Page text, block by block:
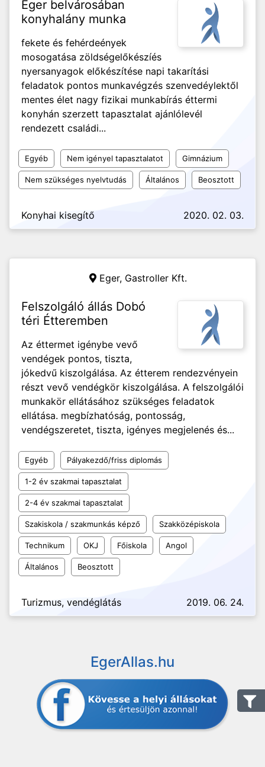
Eger belvárosában
konyhalány munka
fekete és fehérdeények
mosogatása zöldségelőkészíés
nyersanyagok előkészítése napi takarítási
feladatok pontos munkavégzés szenvedéylektől
mentes élet nagy fizikai munkabírás éttermi
konyhán szerzett tapasztalat ajánlólevél
rendezett családi...
Egyéb Nem igényel tapasztalatot Gimnázium
Nem szükséges nyelvtudás Általános Beosztott
Konyhai kisegítő 2020. 02. 03.
Eger, Gastroller Kft.
Felszolgáló állás Dobó
téri Étteremben
Az éttermet igénybe vevő
vendégek pontos, tiszta,
jókedvű kiszolgálása. Az étterem rendezvényein
részt vevő vendégkör kiszolgálása. A felszolgálói
munkakör ellátásához szükséges feladatok
ellátása. megbízhatóság, pontosság,
vendégszeretet, tiszta, igényes megjelenés és...
Egyéb Pályakezdő/friss diplomás
1-2 év szakmai tapasztalat
2-4 év szakmai tapasztalat
Szakiskola / szakmunkás képző Szakközépiskola
Technikum OKJ Főiskola Angol
Általános Beosztott
Turizmus, vendéglátás 2019. 06. 24.
EgerAllas.hu